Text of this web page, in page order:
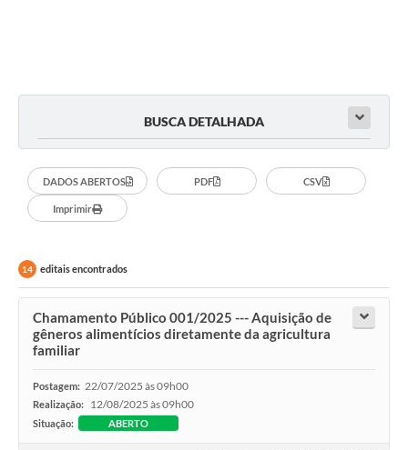
Agenda
Reforma Agrária
Coleta Seletiva
Galeria de Fotos
Galeria de Vídeos
Contas Públicas
BUSCA DETALHADA
DADOS ABERTOS PDF CSV
Imprimir
14 editais encontrados
Chamamento Público 001/2025 --- Aquisição de
gêneros alimentícios diretamente da agricultura
familiar
Postagem: 22/07/2025 às 09h00
Realização: 12/08/2025 às 09h00
Situação: ABERTO